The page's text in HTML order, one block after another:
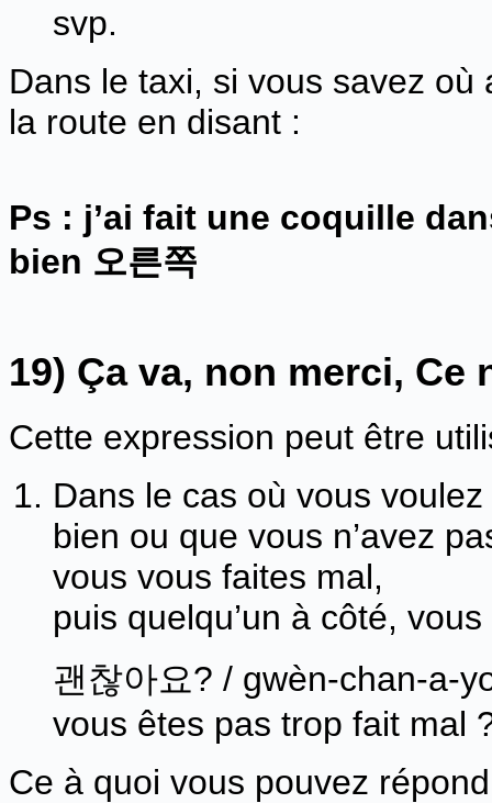
svp.
Dans le taxi, si vous savez
la route en disant :
Ps : j’ai fait une coquille
bien 오른쪽
19) Ça va, non merci, Ce
Cette expression peut être
Dans le cas où vous
bien ou que vous n’avez
vous vous faites mal,
puis quelqu’un à côté,
괜찮아요? / gwèn-chan-a-
vous êtes pas trop fait mal
Ce à quoi vous pouvez